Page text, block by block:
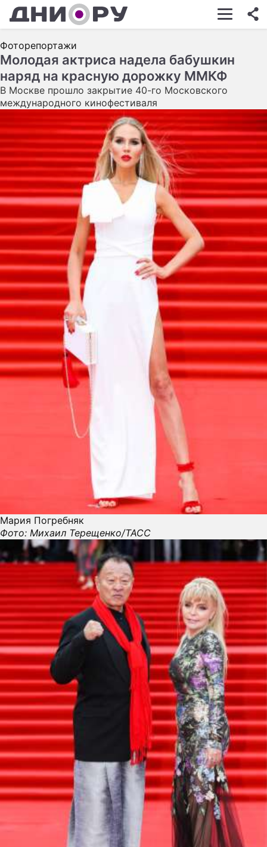
ШОУ-БИЗНЕС
АВТО
КИНО
ЗДОРОВЬЕ
ЭКОНОМИКА
ПРОИСШЕСТВИЯ
СОННИК
СТИЛЬ ЖИЗНИ
СЕРИАЛЫ
ИГРЫ
ПРЕСС-РЕЛИЗЫ
Фоторепортажи
Молодая актриса надела бабушкин
наряд на красную дорожку ММКФ
В Москве прошло закрытие 40-го Московского
международного кинофестиваля
Мария Погребняк
Фото: Михаил Терещенко/ТАСС